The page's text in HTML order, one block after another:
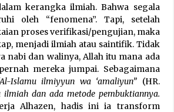
kerangka ilmiah. Bahwa segala
oleh “fenomena”. Tapi, setelah
proses verifikasi/pengujian, maka
menjadi ilmiah atau saintifik. Tidak
nabi dan walinya, Allah itu mana ada
mereka jumpai. Sebagaimana
Islamu ilmiyyun wa ‘amaliyun” (HR.
dan ada metode pembuktiannya.
Alhazen, hadis ini ia transform